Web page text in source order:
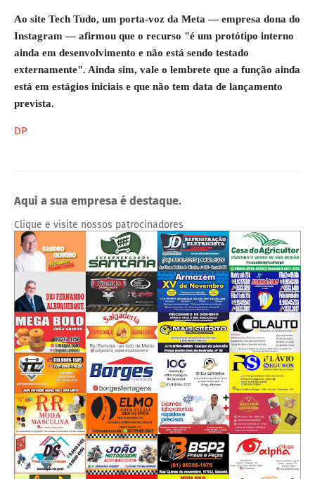
Ao site Tech Tudo, um porta-voz da Meta — empresa dona do
Instagram — afirmou que o recurso "é um protótipo interno
ainda em desenvolvimento e não está sendo testado
externamente". Ainda sim, vale o lembrete que a função ainda
está em estágios iniciais e que não tem data de lançamento
prevista.
DP
Aqui a sua empresa é destaque.
Clique e visite nossos patrocinadores